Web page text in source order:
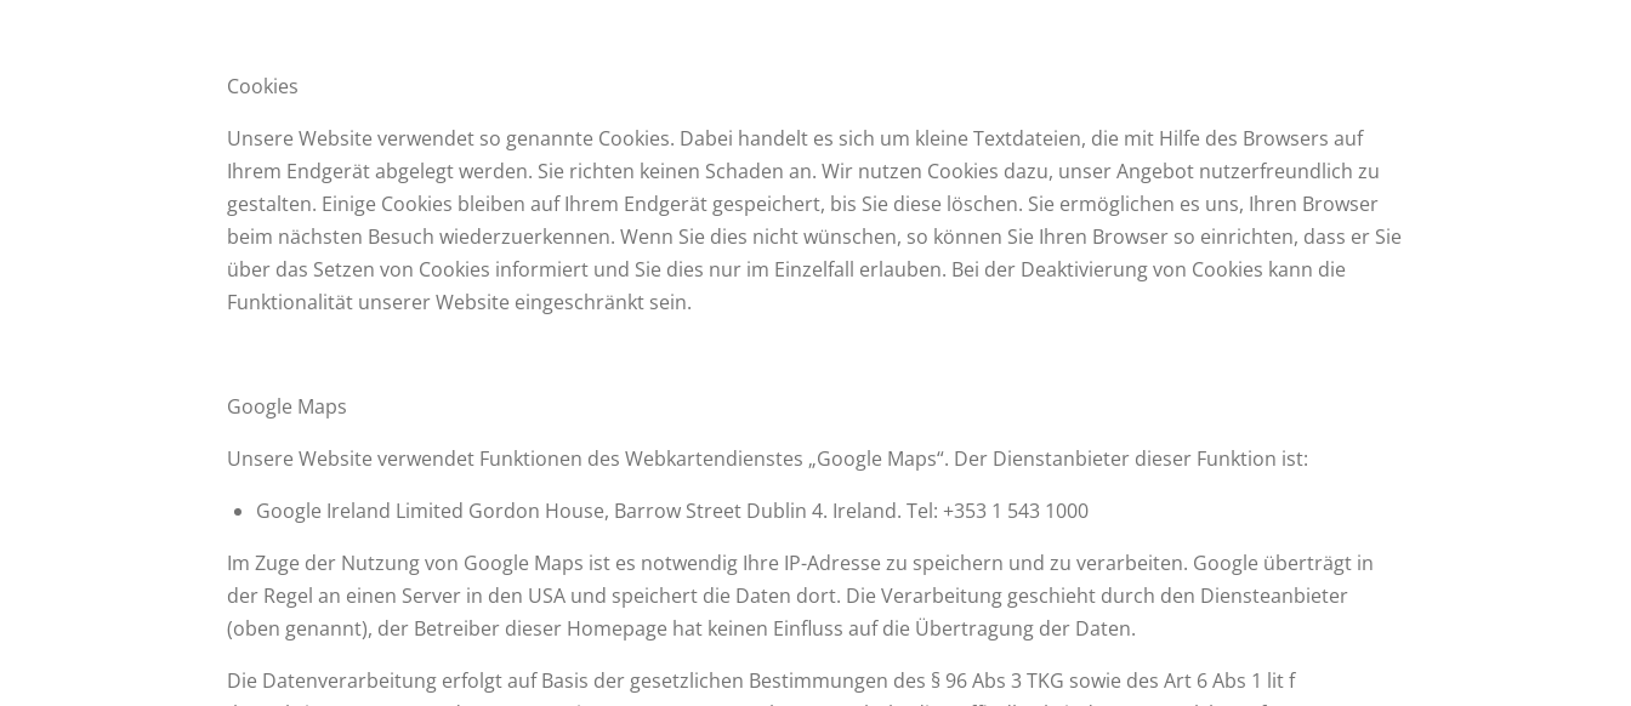
Cookies
Unsere Website verwendet so genannte Cookies. Dabei handelt es sich um kleine Textdateien, die mit Hilfe des Browsers auf
Ihrem Endgerät abgelegt werden. Sie richten keinen Schaden an. Wir nutzen Cookies dazu, unser Angebot nutzerfreundlich zu
gestalten. Einige Cookies bleiben auf Ihrem Endgerät gespeichert, bis Sie diese löschen. Sie ermöglichen es uns, Ihren Browser
beim nächsten Besuch wiederzuerkennen. Wenn Sie dies nicht wünschen, so können Sie Ihren Browser so einrichten, dass er Sie
über das Setzen von Cookies informiert und Sie dies nur im Einzelfall erlauben. Bei der Deaktivierung von Cookies kann die
Funktionalität unserer Website eingeschränkt sein.
Google Maps
Unsere Website verwendet Funktionen des Webkartendienstes „Google Maps“. Der Dienstanbieter dieser Funktion ist:
Google Ireland Limited Gordon House, Barrow Street Dublin 4. Ireland. Tel: +353 1 543 1000
Im Zuge der Nutzung von Google Maps ist es notwendig Ihre IP-Adresse zu speichern und zu verarbeiten. Google überträgt in
der Regel an einen Server in den USA und speichert die Daten dort. Die Verarbeitung geschieht durch den Diensteanbieter
(oben genannt), der Betreiber dieser Homepage hat keinen Einfluss auf die Übertragung der Daten.
Die Datenverarbeitung erfolgt auf Basis der gesetzlichen Bestimmungen des § 96 Abs 3 TKG sowie des Art 6 Abs 1 lit f